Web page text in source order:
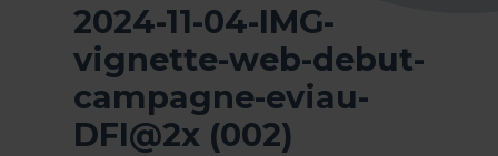
2024-11-04-IMG-
vignette-web-debut-
campagne-eviau-
DFI@2x (002)